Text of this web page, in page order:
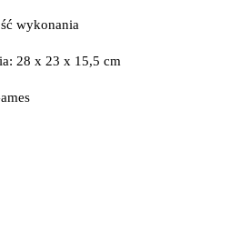
wykonania
28 x 23 x 15,5 cm